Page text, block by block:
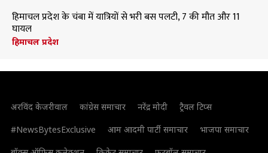
हिमाचल प्रदेश के चंबा में यात्रियों से भरी बस पलटी, 7 की मौत और 11
घायल
हिमाचल प्रदेश
अरविंद केजरीवाल कांग्रेस समाचार नरेंद्र मोदी
ट्रैवल टिप्स
#NewsBytesExclusive
आम आदमी पार्टी समाचार
भाजपा समाचार